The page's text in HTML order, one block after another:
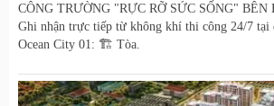
CÔNG TRƯỜNG "RỰC RỠ SỨC SỐNG"
Ghi nhận trực tiếp từ không khí thi công 24/7 tại
Ocean City 01: 🏗️ Tòa.